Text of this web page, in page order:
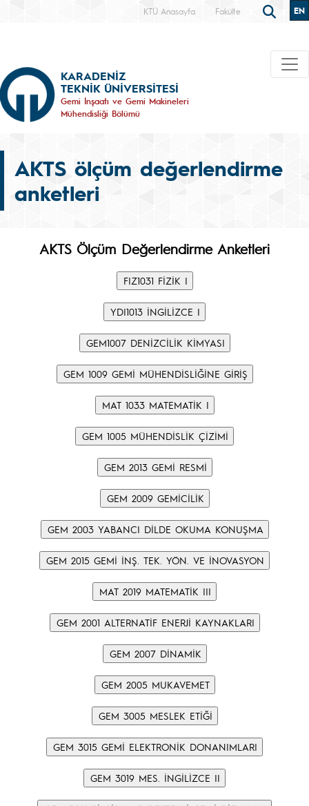
KTÜ Anasayfa Fakülte EN
KARADENİZ
TEKNİK ÜNİVERSİTESİ
Gemi İnşaatı ve Gemi Makineleri
Mühendisliği Bölümü
AKTS ölçüm değerlendirme
anketleri
AKTS Ölçüm Değerlendirme Anketleri